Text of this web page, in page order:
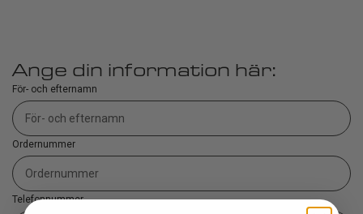
Ange din information här:
För- och efternamn
Ordernummer
Telefonnummer